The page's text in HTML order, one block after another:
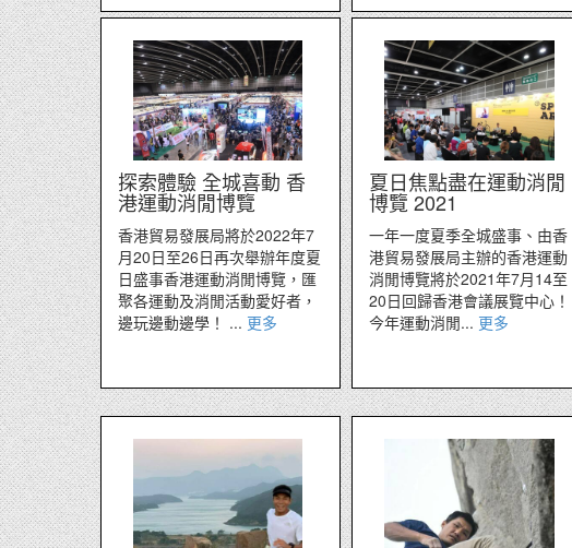
探索體驗 全城喜動 香
港運動消閒博覽
香港貿易發展局將於2022年7
月20日至26日再次舉辦年度夏
日盛事香港運動消閒博覽，匯
聚各運動及消閒活動愛好者，
邊玩邊動邊學！ ... 更多
夏日焦點盡在運動消閒
博覽 2021
一年一度夏季全城盛事、由香
港貿易發展局主辦的香港運動
消閒博覽將於2021年7月14至
20日回歸香港會議展覽中心！
今年運動消閒... 更多